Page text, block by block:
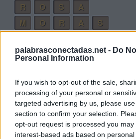
palabrasconectadas.net - Do
Personal Information
If you wish to opt-out of the sale,
processing of your personal or
targeted advertising by us, please
section to confirm your selection.
opt-out request is processed you may
interest-based ads based on
R
O S
A
M
O R A
S
Palabras extra:
R
O
A
R
A M
O
R
A S
O
S
O R
A